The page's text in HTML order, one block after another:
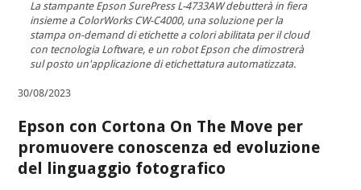
La stampante Epson SurePress L-4733AW debutterà in fiera
insieme a ColorWorks CW-C4000, una soluzione per la
stampa on-demand di etichette a colori abilitata per il cloud
con tecnologia Loftware, e un robot Epson che dimostrerà
sul posto un'applicazione di etichettatura automatizzata.
30/08/2023
Epson con Cortona On The Move per
promuovere conoscenza ed evoluzione
del linguaggio fotografico